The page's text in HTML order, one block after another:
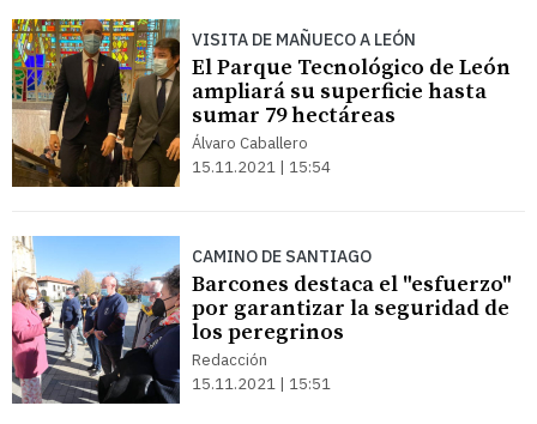
VISITA DE MAÑUECO A LEÓN
El Parque Tecnológico de León
ampliará su superficie hasta
sumar 79 hectáreas
Álvaro Caballero
15.11.2021 | 15:54
CAMINO DE SANTIAGO
Barcones destaca el "esfuerzo"
por garantizar la seguridad de
los peregrinos
Redacción
15.11.2021 | 15:51